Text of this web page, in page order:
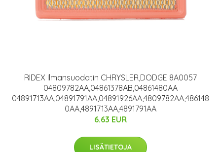
RIDEX Ilmansuodatin CHRYSLER,DODGE 8A0057
04809782AA,04861378AB,04861480AA
04891713AA,04891791AA,04891926AA,4809782AA,486148
0AA,4891713AA,4891791AA
6.63 EUR
LISÄTIETOJA